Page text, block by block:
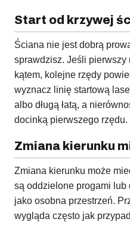
Start od krzywej
Ściana nie jest dobrą
sprawdzisz. Jeśli pierwszy
kątem, kolejne rzędy
wyznacz linię startową
albo długą łatą, a
docinką pierwszego rzędu.
Zmiana kierunku
Zmiana kierunku może
są oddzielone progami lub
jako osobna przestrzeń.
wygląda często jak